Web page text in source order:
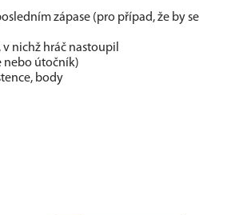
zápase (pro případ, že by se
v nichž hráč nastoupil
nebo útočník)
body